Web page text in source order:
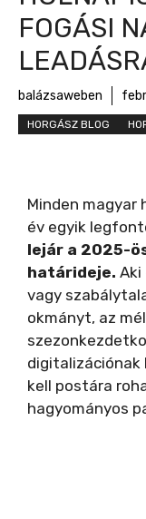
FOGÁSI
balázsaweben
HORGÁSZ BLOG
Minden magyar
év egyik
lejár a 2025-
határideje.
vagy
okmányt, az
digitalizációnak
kell postára
hagyományos